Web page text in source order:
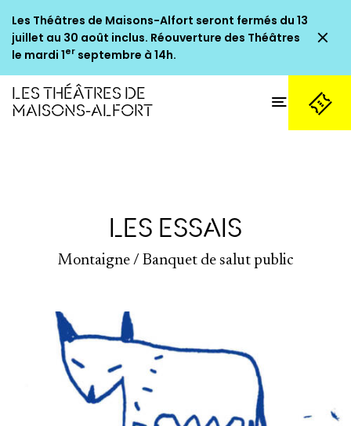
Les Théâtres de Maisons-Alfort seront fermés du 13
juillet au 30 août inclus. Réouverture des Théâtres
le mardi 1er septembre à 14h.
LES THÉÂTRES DE
MAISONS-ALFORT
LES ESSAIS
Montaigne / Banquet de salut public